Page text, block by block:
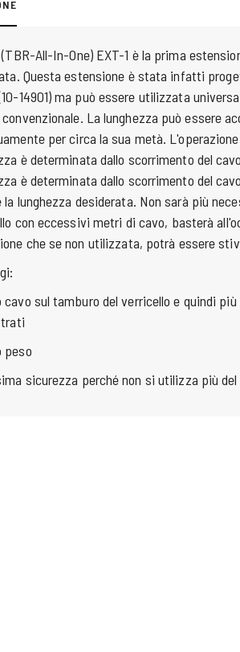
(TBR-All-In-One) EXT-1 è la prima
Questa estensione è stata infatti
14901) ma può essere utilizzata
convenzionale. La lunghezza può essere
per circa la sua metà.
è determinata dallo scorrimento del
è determinata dallo scorrimento del
lunghezza desiderata. Non sarà più
con eccessivi metri di cavo, basterà
che se non utilizzata, potrà essere
cavo sul tamburo del verricello e quindi
peso
sicurezza perché non si utilizza più del